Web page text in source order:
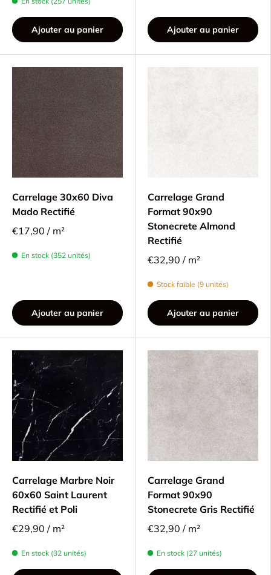
Ajouter au panier Ajouter au panier
Carrelage 30x60 Diva
Mado Rectifié
€17,90 / m²
En stock (352 unités)
Ajouter au panier
Carrelage Grand
Format 90x90
Stonecrete Almond
Rectifié
€32,90 / m²
Stock faible (9 unités)
Ajouter au panier
Carrelage Marbre Noir
60x60 Saint Laurent
Rectifié et Poli
€29,90 / m²
En stock (32 unités)
Carrelage Grand
Format 90x90
Stonecrete Gris Rectifié
€32,90 / m²
En stock (27 unités)